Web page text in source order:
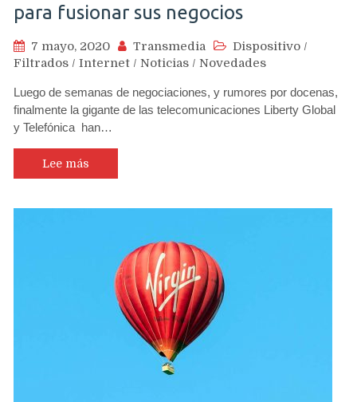
para fusionar sus negocios
7 mayo, 2020 Transmedia Dispositivo /
Filtrados / Internet / Noticias / Novedades
Luego de semanas de negociaciones, y rumores por docenas,
finalmente la gigante de las telecomunicaciones Liberty Global
y Telefónica han…
Lee más